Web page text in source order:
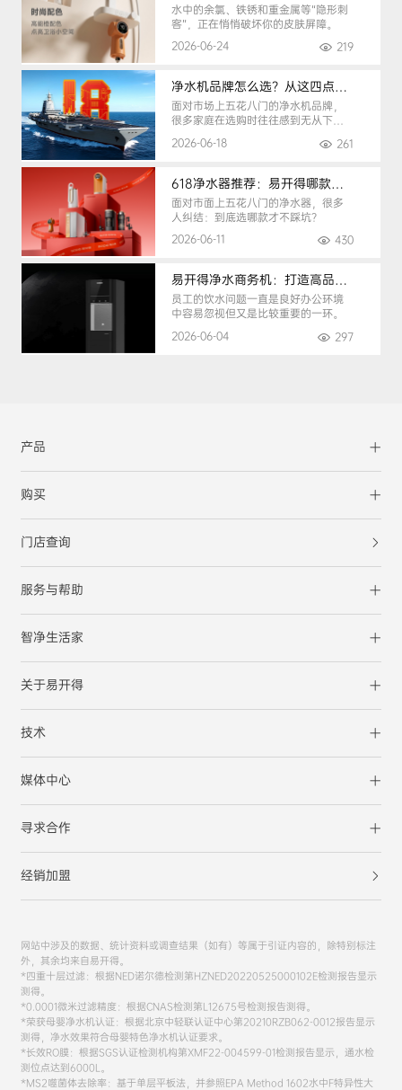
水中的余氯、铁锈和重金属等“隐形刺
客”，正在悄悄破坏你的皮肤屏障。
2026-06-24
219
净水机品牌怎么选？从这四点入手，避开90%的选购陷阱
面对市场上五花八门的净水机品牌，
很多家庭在选购时往往感到无从下
手。
2026-06-18 261
618净水器推荐：易开得哪款最适合你？
面对市面上五花八门的净水器，很多
人纠结：到底选哪款才不踩坑？
2026-06-11
430
易开得净水商务机：打造高品质办公健康饮水环境
员工的饮水问题一直是良好办公环境
中容易忽视但又是比较重要的一环。
2026-06-04
297
产品
购买
门店查询
服务与帮助
智净生活家
关于易开得
技术
媒体中心
寻求合作
经销加盟
网站中涉及的数据、统计资料或调查结果（如有）等属于引证内容的，除特别标注
外，其余均来自易开得。
*四重十层过滤：根据NED诺尔德检测第HZNED20220525000102E检测报告显示
测得。
*0.0001微米过滤精度：根据CNAS检测第L12675号检测报告测得。
*荣获母婴净水机认证：根据北京中轻联认证中心第20210RZB062-0012报告显示
测得，净水效果符合母婴特色净水机认证要求。
*长效RO膜：根据SGS认证检测机构第XMF22-004599-01检测报告显示，通水检
测位点达到6000L。
*MS2噬菌体去除率：基于单层平板法，并参照EPA Method 1602水中F特异性大